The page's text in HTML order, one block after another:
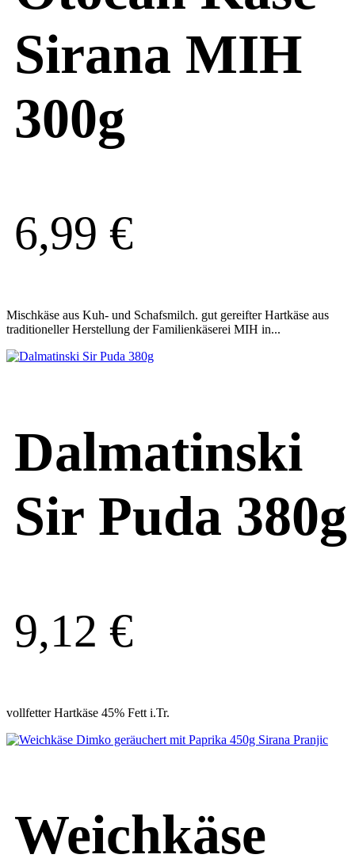
Sirana MIH
300g
6,99 €
Mischkäse aus Kuh- und Schafsmilch. gut gereifter Hartkäse aus
traditioneller Herstellung der Familienkäserei MIH in...
Dalmatinski
Sir Puda 380g
9,12 €
vollfetter Hartkäse 45% Fett i.Tr.
Weichkäse